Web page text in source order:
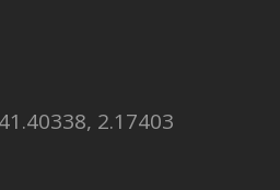
2.17403